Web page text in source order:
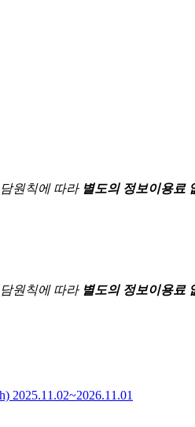
원칙에 따라 별도의 정보이용료
원칙에 따라 별도의 정보이용료